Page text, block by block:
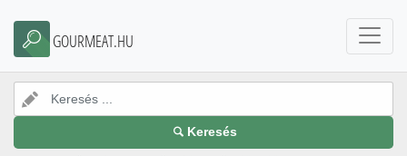
GOURMEAT.HU
Keresés